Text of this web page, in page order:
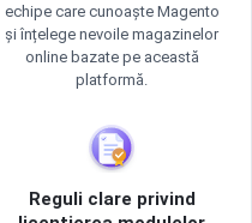
echipe care cunoaște Magento
și înțelege nevoile magazinelor
online bazate pe această
platformă.
Reguli clare privind